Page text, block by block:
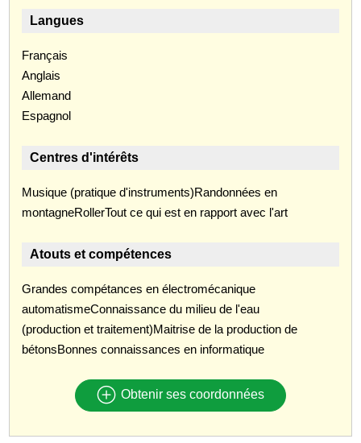
Langues
Français
Anglais
Allemand
Espagnol
Centres d'intérêts
Musique (pratique d'instruments)Randonnées en
montagneRollerTout ce qui est en rapport avec l'art
Atouts et compétences
Grandes compétances en électromécanique
automatismeConnaissance du milieu de l'eau
(production et traitement)Maitrise de la production de
bétonsBonnes connaissances en informatique
Obtenir ses coordonnées